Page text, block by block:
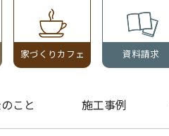
家づくりカフェ 資料請求
こと 施工事例